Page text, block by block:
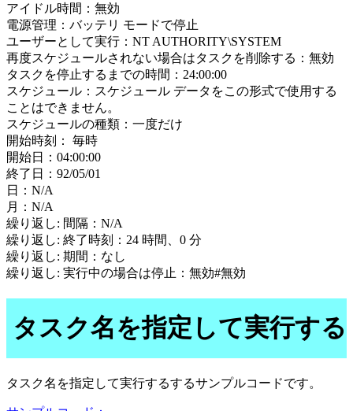
アイドル時間：無効
電源管理：バッテリ モードで停止
ユーザーとして実行：NT AUTHORITY\SYSTEM
再度スケジュールされない場合はタスクを削除する：無効
タスクを停止するまでの時間：24:00:00
スケジュール：スケジュール データをこの形式で使用する
ことはできません。
スケジュールの種類：一度だけ
開始時刻： 毎時
開始日：04:00:00
終了日：92/05/01
日：N/A
月：N/A
繰り返し: 間隔：N/A
繰り返し: 終了時刻：24 時間、0 分
繰り返し: 期間：なし
繰り返し: 実行中の場合は停止：無効#無効
タスク名を指定して実行する
タスク名を指定して実行するするサンプルコードです。